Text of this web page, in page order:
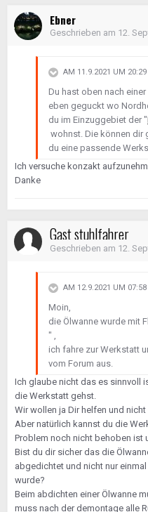
raten, den Smart zur
die das machen zu
Ebner
Geschrieben am 12.
AM 11.9.2021 UM 20:29
Du hast oben nach
eben geguckt wo
du im Einzuggebiet der "
wohnst. Die können dir
du eine passende
Ich versuche konzakt
Danke
Gast stuhlfahrer
Geschrieben am 12.
AM 12.9.2021 UM 07:58
Moin,
die Ölwanne wurde mit
" ,
ich fahre zur Werkstatt
vom Forum aus.
Ich glaube nicht das es sinnvoll
die Werkstatt gehst.
Wir wollen ja Dir helfen und
Aber natürlich kannst du die
Problem noch nicht behoben ist
Bist du dir sicher das die
abgedichtet und nicht nur
wurde?
Beim abdichten einer Ölwanne
muss nach der demontage alle